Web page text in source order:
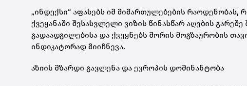
„ინდექსი“ აფასებს იმ მიმართულებების
ქვეყანაში შესასვლელი ვიზის წინასწარ აღების
გადაადგილებისა და ქვეყნებს შორის მოგზაურობის
ინდიკატორად მიიჩნევა.
აზიის მზარდი გავლენა და ევროპის დომინანტობა